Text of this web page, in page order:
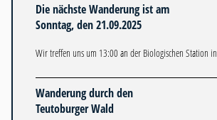
Die nächste Wanderung ist am
Sonntag, den 21.09.2025
Wir treffen uns um 13:00 an der Biologischen Station in
Wanderung durch den
Teutoburger Wald